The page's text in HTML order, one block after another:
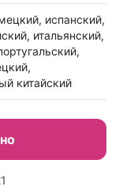
испанский,
итальянский,
китайский